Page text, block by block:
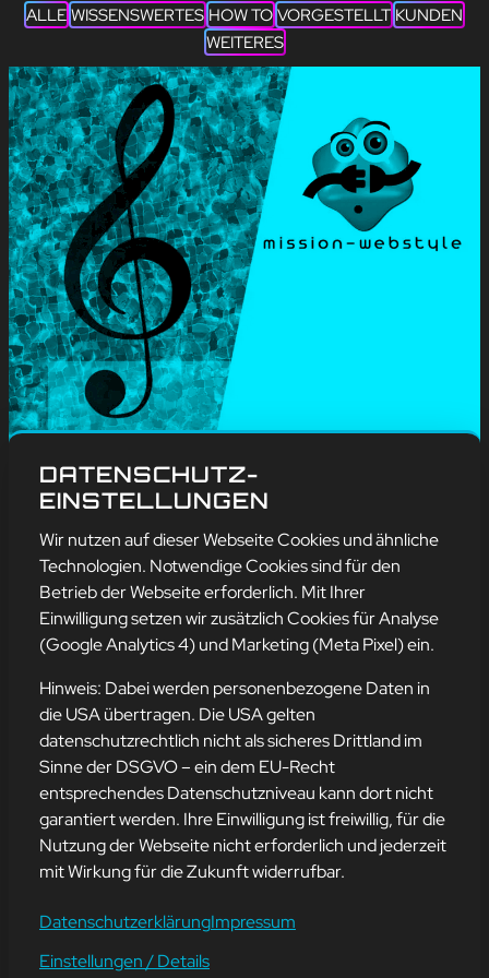
ALLE WISSENSWERTES HOW TO VORGESTELLT KUNDEN
WEITERES
Blog, Weitere
SONG OF THE WEEK 14
mehr erfahren
Adresse
mission-webstyle oHG
Bürgermeister-Regitz-Straße 40
66539 Neunkirchen
E-Mail:kontakt@mission-webstyle.de
Navigation
Webseitenerstellung
Webseite mieten
Webseiten Betreuung
Über Uns
Kontakt
Leistungen
DATENSCHUTZ-
EINSTELLUNGEN
Wir nutzen auf dieser Webseite Cookies und ähnliche
Technologien. Notwendige Cookies sind für den
Betrieb der Webseite erforderlich. Mit Ihrer
Einwilligung setzen wir zusätzlich Cookies für Analyse
(Google Analytics 4) und Marketing (Meta Pixel) ein.
Hinweis: Dabei werden personenbezogene Daten in
die USA übertragen. Die USA gelten
datenschutzrechtlich nicht als sicheres Drittland im
Sinne der DSGVO – ein dem EU-Recht
entsprechendes Datenschutzniveau kann dort nicht
garantiert werden. Ihre Einwilligung ist freiwillig, für die
Nutzung der Webseite nicht erforderlich und jederzeit
mit Wirkung für die Zukunft widerrufbar.
DatenschutzerklärungImpressum
Einstellungen / Details